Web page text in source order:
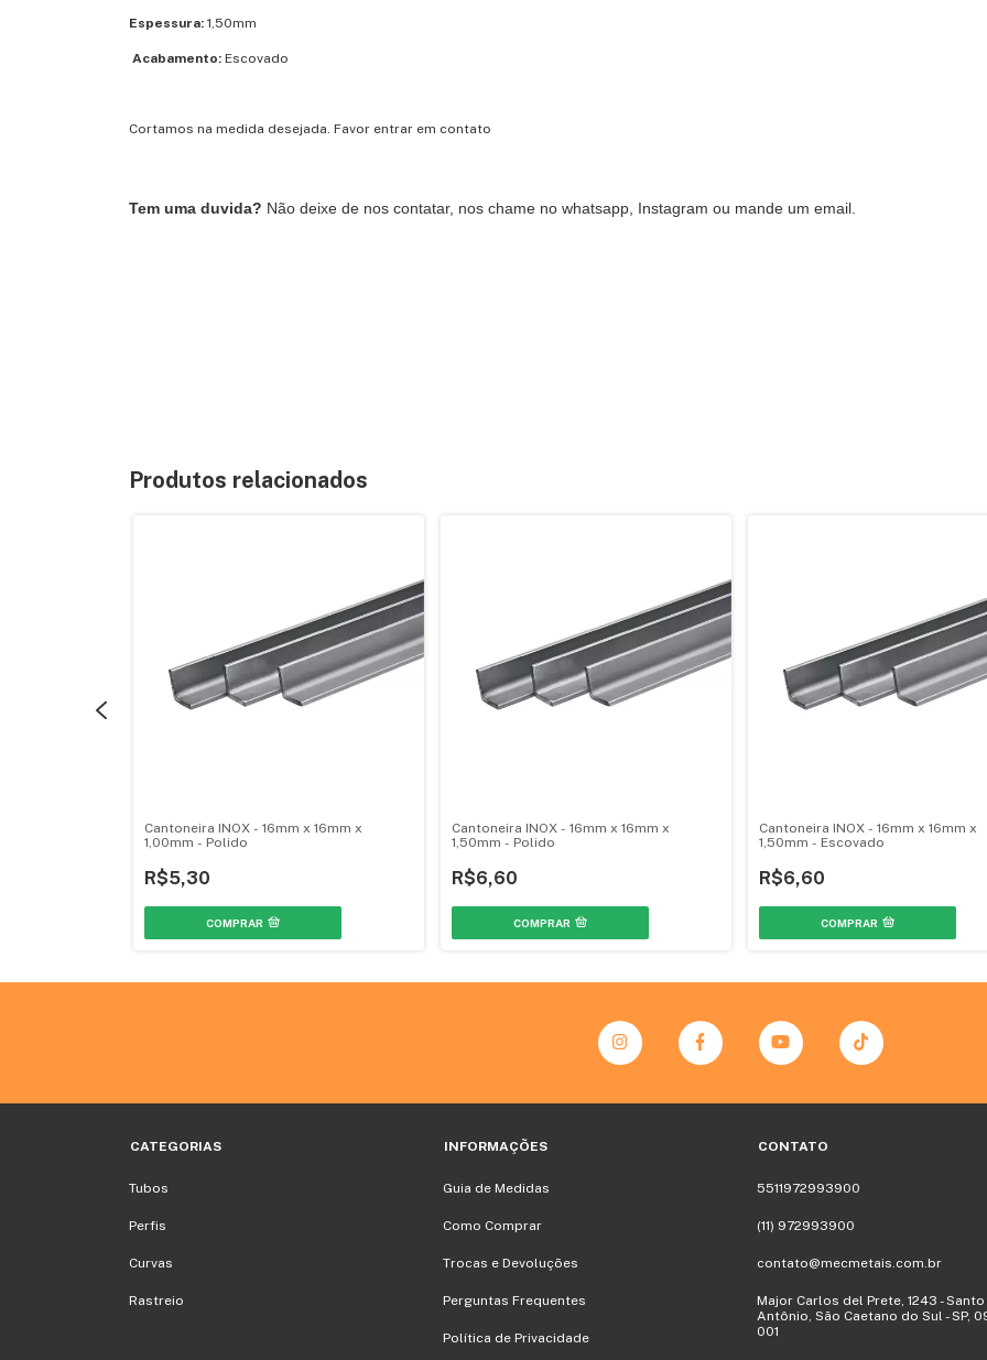
Espessura: 1,50mm
Acabamento: Escovado
Cortamos na medida desejada. Favor entrar em contato
Tem uma duvida? Não deixe de nos contatar, nos chame no whatsapp, Instagram ou mande um email.
Produtos relacionados
Cantoneira INOX - 16mm x 16mm x
1,00mm - Polido
R$5,30
COMPRAR
Cantoneira INOX - 16mm x 16mm x
1,50mm - Polido
R$6,60
COMPRAR
Cantoneira INOX - 16mm x 16mm x
1,50mm - Escovado
R$6,60
COMPRAR
CATEGORIAS
Tubos
Perfis
Curvas
Rastreio
INFORMAÇÕES
Guia de Medidas
Como Comprar
Trocas e Devoluções
Perguntas Frequentes
Política de Privacidade
CONTATO
5511972993900
(11) 972993900
contato@mecmetais.com.br
Major Carlos del Prete, 1243 - Santo
Antônio, São Caetano do Sul - SP,
001